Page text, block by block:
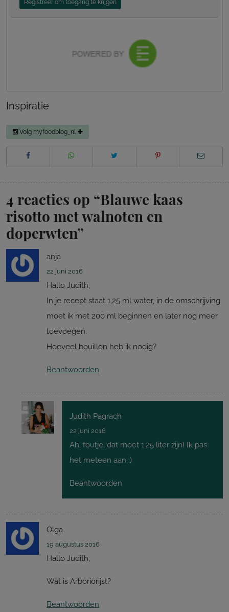
Registreer om toegang te krijgen
Inspiratie
Volg myfoodblog_nl
4 reacties op “Blauwe kaas
risotto met walnoten en
doperwten”
anja
22 juni 2016
Hallo Judith,
In je recept staat 1,25 ml water, in de omschrijving
moet ik met 200 ml beginnen en later nog meer
toevoegen.
Hoeveel bouillon heb ik nodig?
Beantwoorden
Judith Pagrach
22 juni 2016
Ah, foutje, dat moet 1.25 liter zijn! Ik pas
het meteen aan :)
Beantwoorden
Olga
19 augustus 2016
Hallo Judith,
Wat is Arboriorijst?
Beantwoorden